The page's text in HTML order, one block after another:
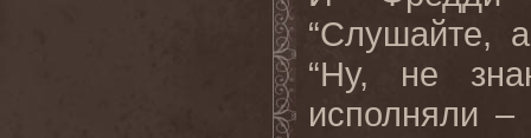
“Слушайте,
“Ну, не
исполняли